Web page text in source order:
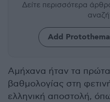
Δείτε περισσότερα
Add
Αμήχανα ήταν τα
βαθμολογίας στη
ελληνική αποστολή,